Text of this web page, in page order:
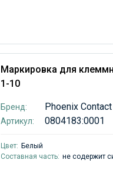
Маркировка для
1-10
Бренд: Phoenix Contact
Артикул: 0804183:0001
Цвет: Белый
Составная часть: не содержит